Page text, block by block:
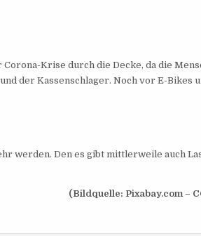
Krise durch die Decke, da die
der Kassenschlager. Noch vor E-Bikes
werden. Den es gibt mittlerweile auch
(Bildquelle: Pixabay.com –